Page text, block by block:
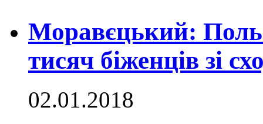
Моравєцький:
тисяч біженців зі
02.01.2018